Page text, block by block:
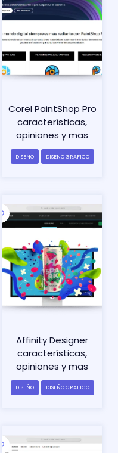
Corel PaintShop Pro
características,
opiniones y mas
DISEÑO DISEÑO GRAFICO
Affinity Designer
características,
opiniones y mas
DISEÑO DISEÑO GRAFICO